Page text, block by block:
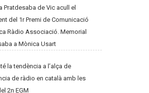
Pratdesaba de Vic acull el
del 1r Premi de Comunicació
Ràdio Associació. Memorial
a Mònica Usart
la tendència a l’alça de
de ràdio en català amb les
2n EGM